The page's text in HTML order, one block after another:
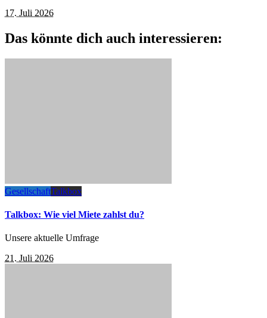
17. Juli 2026
Das könnte dich auch interessieren:
GesellschaftTalkbox
Talkbox: Wie viel Miete zahlst du?
Unsere aktuelle Umfrage
21. Juli 2026